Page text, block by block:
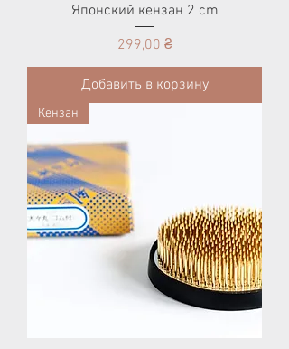
Японский кензан 2 cm
Цена
299,00 ₴
Добавить в корзину
Кензан